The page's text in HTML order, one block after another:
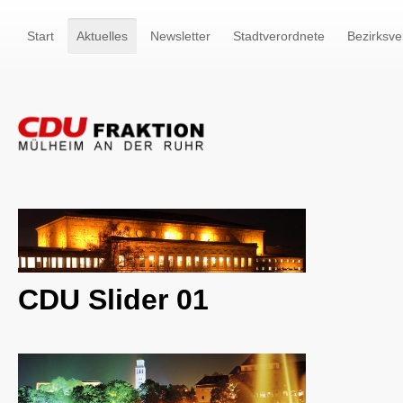
Start Aktuelles Newsletter Stadtverordnete
CDU Slider 01